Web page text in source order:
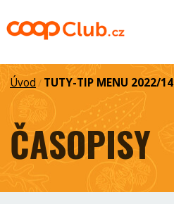
Úvod / TUTY-TIP MENU 2022/14
ČASOPISY